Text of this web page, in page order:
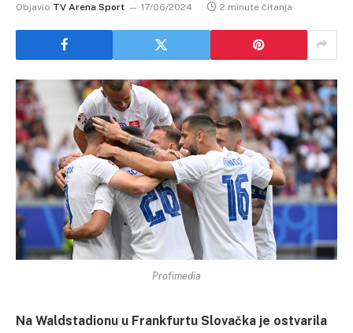
Objavio TV Arena Sport 17/06/2024 2 minute čitanja
Profimedia
Na Waldstadionu u Frankfurtu Slovačka je ostvarila